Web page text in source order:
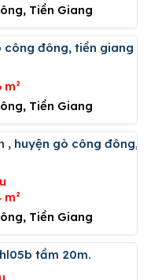
Tiền Giang
công đông, tiền giang
m²
Tiền Giang
m²
Tiền Giang
tầm 20m.